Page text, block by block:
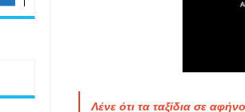
Λένε ότι τα ταξίδια σε